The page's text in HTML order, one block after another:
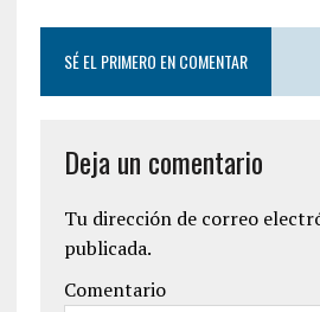
SÉ EL PRIMERO EN COMENTAR
Deja un comentario
Tu dirección de correo
publicada.
Comentario